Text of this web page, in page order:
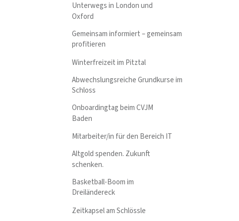
Unterwegs in London und
Oxford
Gemeinsam informiert – gemeinsam
profitieren
Winterfreizeit im Pitztal
Abwechslungsreiche Grundkurse im
Schloss
Onboardingtag beim CVJM
Baden
Mitarbeiter/in für den Bereich IT
Altgold spenden. Zukunft
schenken.
Basketball-Boom im
Dreiländereck
Zeitkapsel am Schlössle